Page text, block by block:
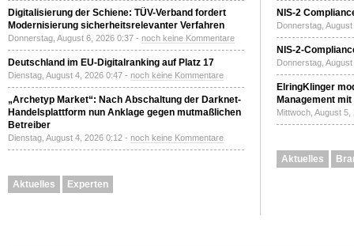
Digitalisierung der Schiene: TÜV-Verband fordert
Modernisierung sicherheitsrelevanter Verfahren
Donnerstag, August 6, 2026 0:37 - noch keine Kommentare
Deutschland im EU-Digitalranking auf Platz 17
Dienstag, August 4, 2026 0:47 - noch keine Kommentare
„Archetyp Market“: Nach Abschaltung der Darknet-
Handelsplattform nun Anklage gegen mutmaßlichen
Betreiber
Dienstag, August 4, 2026 0:12 - noch keine Kommentare
Aktuelles Experten
NIS-2
Donnerstag,
NIS-2-
Donnerstag,
ElringKlinger
Management
Mittwoch, August
Aktuelles